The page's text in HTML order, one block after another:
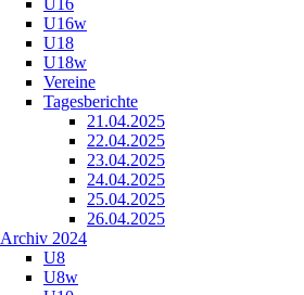
U16w
U18
U18w
Vereine
Tagesberichte
21.04.2025
22.04.2025
23.04.2025
24.04.2025
25.04.2025
26.04.2025
Archiv 2024
U8
U8w